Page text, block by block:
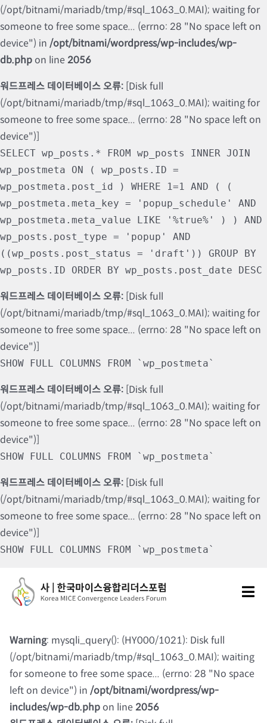
(/opt/bitnami/mariadb/tmp/#sql_1063_0.MAI); waiting for
someone to free some space... (errno: 28 "No space left on
device") in /opt/bitnami/wordpress/wp-includes/wp-
db.php on line2056
워드프레스 데이터베이스 오류: [Disk full
(/opt/bitnami/mariadb/tmp/#sql_1063_0.MAI); waiting for
someone to free some space... (errno: 28 "No space left on
device")]
SELECT wp_posts.* FROM wp_posts INNER JOIN
wp_postmeta ON ( wp_posts.ID =
wp_postmeta.post_id ) WHERE 1=1 AND ( (
wp_postmeta.meta_key = 'popup_schedule' AND
wp_postmeta.meta_value LIKE '%true%' ) ) AND
wp_posts.post_type = 'popup' AND
((wp_posts.post_status = 'draft')) GROUP BY
wp_posts.ID ORDER BY wp_posts.post_date DESC
워드프레스 데이터베이스 오류: [Disk full
(/opt/bitnami/mariadb/tmp/#sql_1063_0.MAI); waiting for
someone to free some space... (errno: 28 "No space left on
device")]
SHOW FULL COLUMNS FROM `wp_postmeta`
워드프레스 데이터베이스 오류: [Disk full
(/opt/bitnami/mariadb/tmp/#sql_1063_0.MAI); waiting for
someone to free some space... (errno: 28 "No space left on
device")]
SHOW FULL COLUMNS FROM `wp_postmeta`
워드프레스 데이터베이스 오류: [Disk full
(/opt/bitnami/mariadb/tmp/#sql_1063_0.MAI); waiting for
someone to free some space... (errno: 28 "No space left on
device")]
SHOW FULL COLUMNS FROM `wp_postmeta`
content
포럼소식
칼럼 및 기고
Warning: mysqli_query(): (HY000/1021): Disk full
(/opt/bitnami/mariadb/tmp/#sql_1063_0.MAI); waiting
for someone to free some space... (errno: 28 "No space
left on device") in /opt/bitnami/wordpress/wp-
includes/wp-db.phpon line2056